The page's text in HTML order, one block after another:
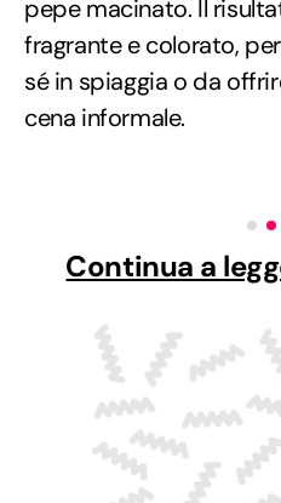
pepe macinato. Il
fragrante e colorato,
sé in spiaggia o da
cena informale.
Continua a